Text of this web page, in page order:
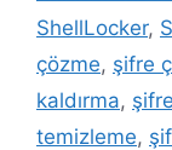
ShellLocker,
çözme, şifre
kaldırma,
temizleme,